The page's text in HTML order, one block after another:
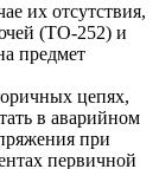
их отсутствия,
(TO-252) и
предмет
цепях,
в аварийном
при
первичной